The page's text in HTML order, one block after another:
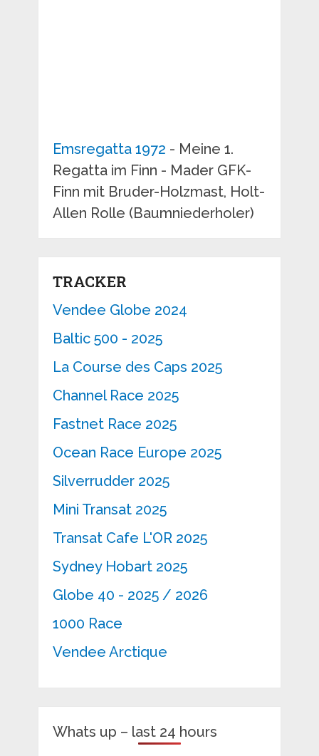
Emsregatta 1972 - Meine 1.
Regatta im Finn - Mader GFK-
Finn mit Bruder-Holzmast, Holt-
Allen Rolle (Baumniederholer)
TRACKER
Vendee Globe 2024
Baltic 500 - 2025
La Course des Caps 2025
Channel Race 2025
Fastnet Race 2025
Ocean Race Europe 2025
Silverrudder 2025
Mini Transat 2025
Transat Cafe L'OR 2025
Sydney Hobart 2025
Globe 40 - 2025 / 2026
1000 Race
Vendee Arctique
Whats up – last 24 hours